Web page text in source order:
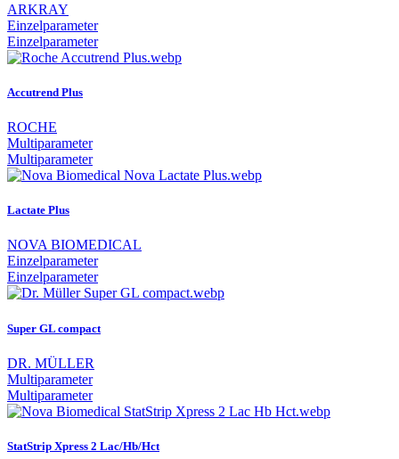
ARKRAY
Einzelparameter
Einzelparameter
Accutrend Plus
ROCHE
Multiparameter
Multiparameter
Lactate Plus
NOVA BIOMEDICAL
Einzelparameter
Einzelparameter
Super GL compact
DR. MÜLLER
Multiparameter
Multiparameter
StatStrip Xpress 2 Lac/Hb/Hct